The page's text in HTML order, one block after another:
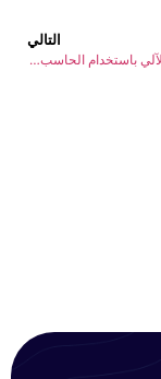
التالي
شريك التصنيع الآلي باستخدام الحاسب الآلي: دليل شامل